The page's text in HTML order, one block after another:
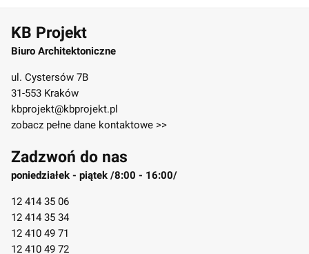
KB Projekt
Biuro Architektoniczne
ul. Cystersów 7B
31-553 Kraków
kbprojekt@kbprojekt.pl
zobacz pełne dane kontaktowe >>
Zadzwoń do nas
poniedziałek - piątek /8:00 - 16:00/
12 414 35 06
12 414 35 34
12 410 49 71
12 410 49 72